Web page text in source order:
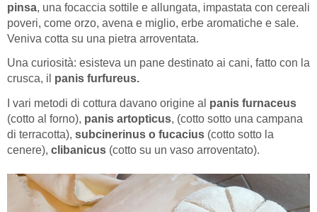
pinsa, una focaccia sottile e allungata, impastata con cereali
poveri, come orzo, avena e miglio, erbe aromatiche e sale.
Veniva cotta su una pietra arroventata.
Una curiosità: esisteva un pane destinato ai cani, fatto con la
crusca, il panis furfureus.
I vari metodi di cottura davano origine al panis furnaceus
(cotto al forno), panis artopticus, (cotto sotto una campana
di terracotta), subcinerinus o fucacius (cotto sotto la
cenere), clibanicus (cotto su un vaso arroventato).